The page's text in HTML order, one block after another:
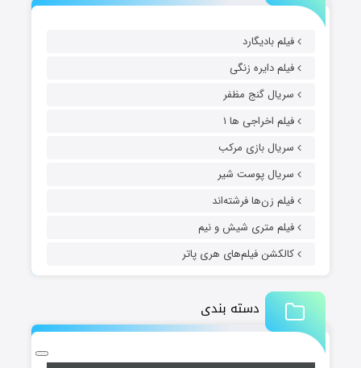
فیلم بادیگارد
فیلم دایره زنگی
سریال گنج مظفر
فیلم اخراجی ها ۱
سریال بازی مرکب
سریال پوست شیر
فیلم زن‌ها فرشته‌اند
فیلم متری شیش و نیم
کالکشن فیلم‌های هری پاتر
دسته بندی